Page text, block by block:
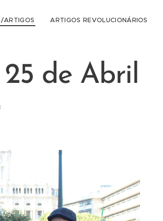
ARTIGOS ARTIGOS REVOLUCIONÁRIOS
de Abril